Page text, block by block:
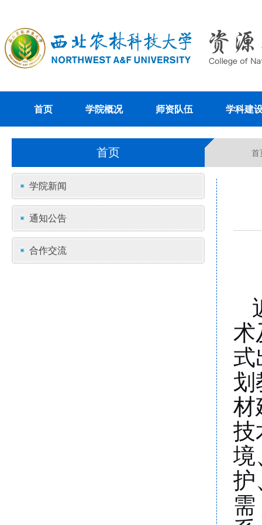
首页 学院概况 师资队伍 学科建
首页 首
学院新闻
通知公告
合作交流
术
式
划
材
技
境
护
需